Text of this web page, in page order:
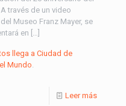
través de un video
Museo Franz Mayer, se
en […]
llega a Ciudad de
Mundo.
Leer más